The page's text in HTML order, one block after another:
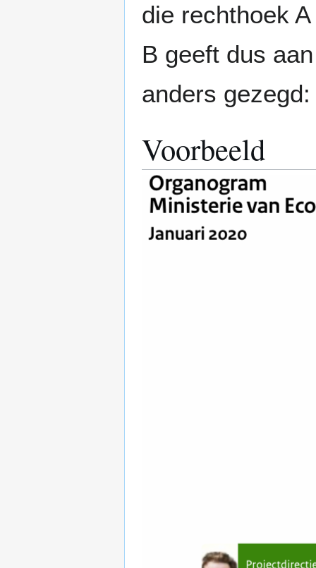
die rechthoek
B geeft dus
anders
Voorbeeld